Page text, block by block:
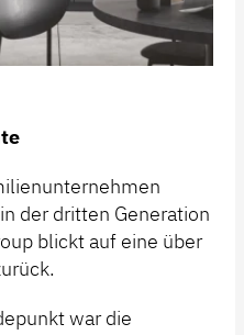
der dritten Generation
blickt auf eine über
war die